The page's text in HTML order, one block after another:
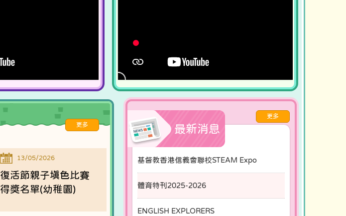
更多
13/05/2026
復活節親子填色比賽
得獎名單(幼稚園)
更多
最新消息
基督教香港信義會聯校STEAM Expo
體育特刊2025-2026
ENGLISH EXPLORERS